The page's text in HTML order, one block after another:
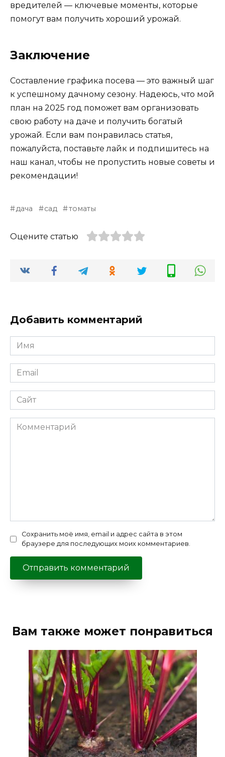
вредителей — ключевые моменты, которые
помогут вам получить хороший урожай.
Заключение
Составление графика посева — это важный шаг
к успешному дачному сезону. Надеюсь, что мой
план на 2025 год поможет вам организовать
свою работу на даче и получить богатый
урожай. Если вам понравилась статья,
пожалуйста, поставьте лайк и подпишитесь на
наш канал, чтобы не пропустить новые советы и
рекомендации!
дача сад томаты
Оцените статью
Добавить комментарий
Имя
*
Email
*
Сайт
Комментарий
Сохранить моё имя, email и адрес сайта в этом
браузере для последующих моих комментариев.
Вам также может понравиться